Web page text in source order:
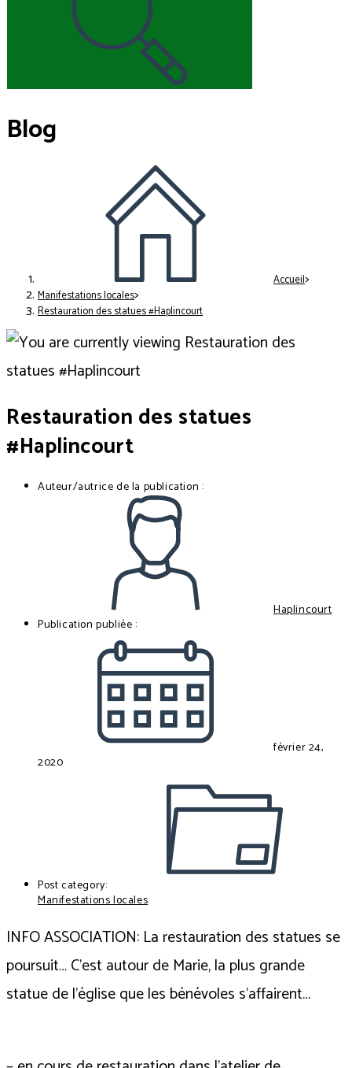
Blog
Accueil>
Manifestations locales>
Restauration des statues #Haplincourt
Restauration des statues
#Haplincourt
Auteur/autrice de la publication :
Haplincourt
Publication publiée :
février 24,
2020
Post category:
Manifestations locales
INFO ASSOCIATION: La restauration des statues se
poursuit… C’est autour de Marie, la plus grande
statue de l’église que les bénévoles s’affairent…